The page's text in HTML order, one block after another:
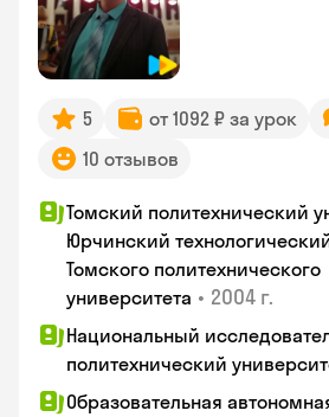
5 от 1092 ₽ за урок
10 отзывов
Томский политехнический
Юрчинский
Томского политехнического
университета • 2004 г.
Национальный
политехнический
Образовательная